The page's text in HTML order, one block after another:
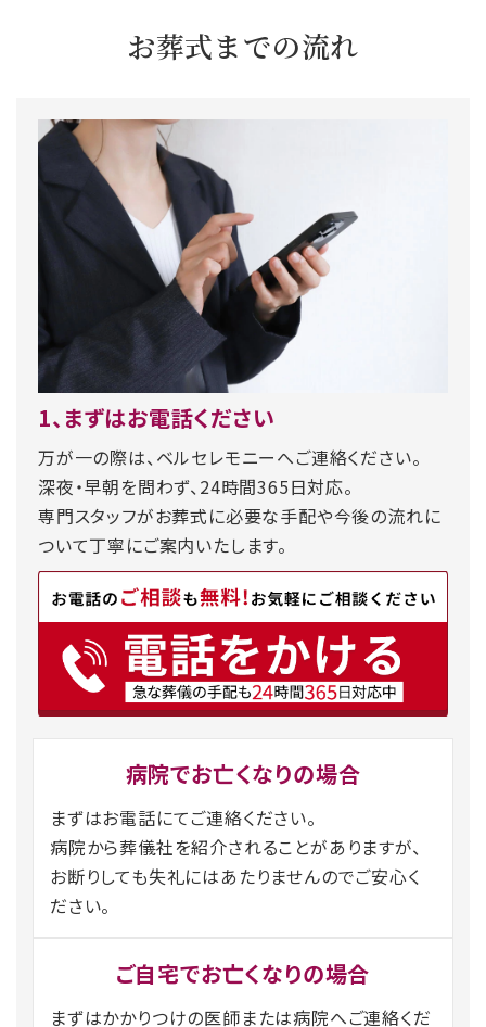
お葬式までの流れ
1、まずはお電話ください
万が一の際は、ベルセレモニーへご連絡ください。
深夜・早朝を問わず、24時間365日対応。
専門スタッフがお葬式に必要な手配や今後の流れに
ついて丁寧にご案内いたします。
病院でお亡くなりの場合
まずはお電話にてご連絡ください。
病院から葬儀社を紹介されることがありますが、
お断りしても失礼にはあたりませんのでご安心く
ださい。
ご自宅でお亡くなりの場合
まずはかかりつけの医師または病院へご連絡くだ